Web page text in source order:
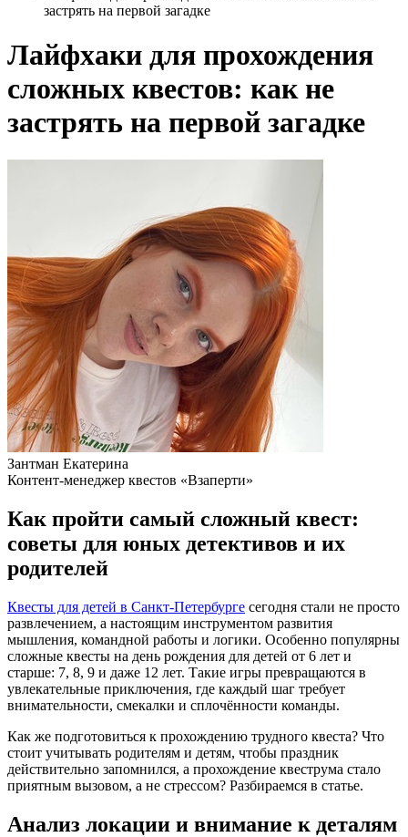
застрять на первой загадке
Лайфхаки для прохождения
сложных квестов: как не
застрять на первой загадке
Зантман Екатерина
Контент-менеджер квестов «Взаперти»
Как пройти самый сложный квест:
советы для юных детективов и их
родителей
Квесты для детей в Санкт-Петербурге сегодня стали не просто
развлечением, а настоящим инструментом развития
мышления, командной работы и логики. Особенно популярны
сложные квесты на день рождения для детей от 6 лет и
старше: 7, 8, 9 и даже 12 лет. Такие игры превращаются в
увлекательные приключения, где каждый шаг требует
внимательности, смекалки и сплочённости команды.
Как же подготовиться к прохождению трудного квеста? Что
стоит учитывать родителям и детям, чтобы праздник
действительно запомнился, а прохождение квеструма стало
приятным вызовом, а не стрессом? Разбираемся в статье.
Анализ локации и внимание к деталям